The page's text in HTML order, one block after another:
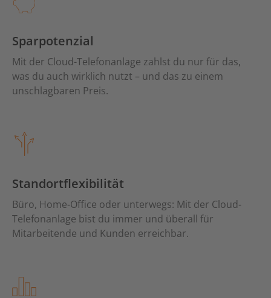
Sparpotenzial
Mit der Cloud-Telefonanlage zahlst du nur für das,
was du auch wirklich nutzt – und das zu einem
unschlagbaren Preis.
Standortflexibilität
Büro, Home-Office oder unterwegs: Mit der Cloud-
Telefonanlage bist du immer und überall für
Mitarbeitende und Kunden erreichbar.